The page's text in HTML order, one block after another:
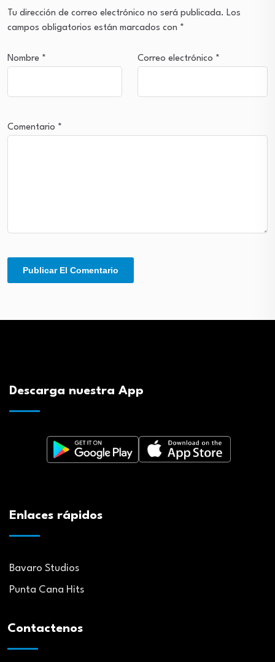
Tu dirección de correo electrónico no será publicada. Los
campos obligatorios están marcados con *
Nombre * Correo electrónico *
Comentario *
Descarga nuestra App
Enlaces rápidos
Bavaro Studios
Punta Cana Hits
Contactenos